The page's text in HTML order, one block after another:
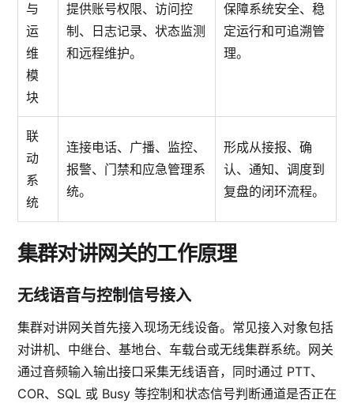
与
运
维
模
块
提供账号权限、访问控
制、日志记录、状态监测
和远程维护。
保障系统安全、稳
定运行和可追溯管
理。
联
动
系
统
连接电话、广播、监控、
报警、门禁和应急管理系
统。
形成从接报、确
认、通知、调度到
复盘的闭环流程。
集群对讲网关的工作原理
无线语音与控制信号接入
集群对讲网关首先接入现场无线设备。常见接入对象包括
对讲机、中继台、基地台、车载台或无线集群系统。网关
通过音频输入输出接口采集无线语音，同时通过 PTT、
COR、SQL 或 Busy 等控制和状态信号判断通道是否正在